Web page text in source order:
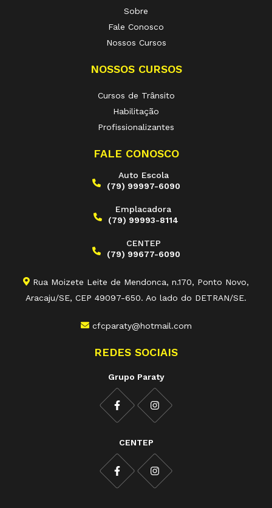
Sobre
Fale Conosco
Nossos Cursos
NOSSOS CURSOS
Cursos de Trânsito
Habilitação
Profissionalizantes
FALE CONOSCO
Auto Escola
(79) 99997-6090
Emplacadora
(79) 99993-8114
CENTEP
(79) 99677-6090
Rua Moizete Leite de Mendonca, n.170, Ponto Novo,
Aracaju/SE, CEP 49097-650. Ao lado do DETRAN/SE.
cfcparaty@hotmail.com
REDES SOCIAIS
Grupo Paraty
CENTEP